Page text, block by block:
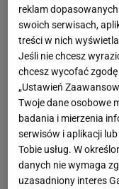
reklam
swoich serwisach,
treści w nich
Jeśli nie chcesz
chcesz wycofać
„Ustawień
Twoje dane osobowe
badania i mierzenia
serwisów i aplikacji
Tobie usług. W
danych nie wymaga
uzasadniony interes